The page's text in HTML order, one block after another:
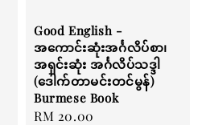
Good English -
အကောင်းဆုံးအင်္ဂလိပ်စာ၊
အရှင်းဆုံး အင်္ဂလိပ်သဒ္ဒါ
(ဒေါက်တာမင်းတင်မွန်)
Burmese Book
Regular
RM 20.00